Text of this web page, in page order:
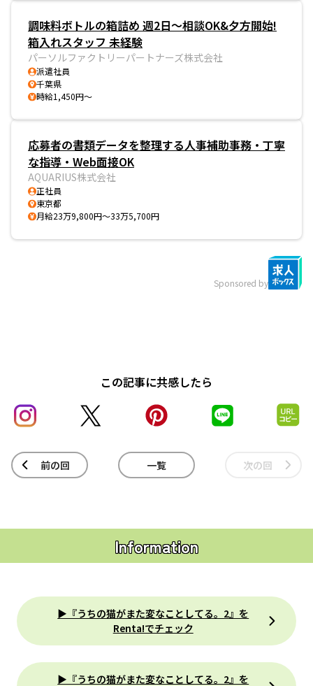
調味料ボトルの箱詰め 週2日～相談OK&夕方開始!
箱入れスタッフ 未経験
パーソルファクトリーパートナーズ株式会社
派遣社員
千葉県
時給1,450円～
応募者の書類データを整理する人事補助事務・丁寧
な指導・Web面接OK
AQUARIUS株式会社
正社員
東京都
月給23万9,800円～33万5,700円
Sponsored by
この記事に共感したら
前の回 一覧 次の回
Information
▶『うちの猫がまた変なことしてる。2』を
Renta!でチェック
▶『うちの猫がまた変なことしてる。2』を